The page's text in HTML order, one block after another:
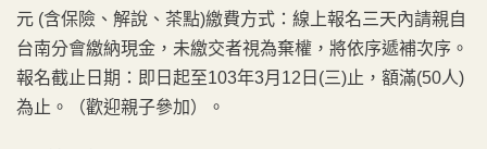
元 (含保險、解說、茶點)繳費方式：線上報名三天內請親自
台南分會繳納現金，未繳交者視為棄權，將依序遞補次序。
報名截止日期：即日起至103年3月12日(三)止，額滿(50人)
為止。（歡迎親子參加）。